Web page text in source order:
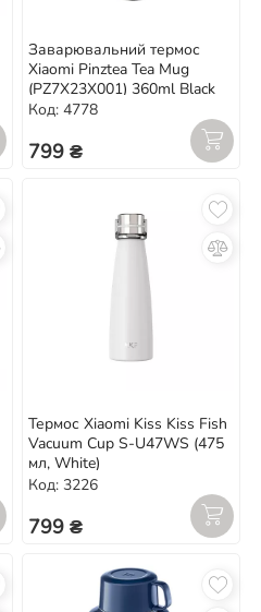
Заварювальний термос
Xiaomi Pinztea Tea Mug
(PZ7X23X001) 360ml Black
Код: 4778
799 ₴
Термос Xiaomi Kiss Kiss Fish
Vacuum Cup S-U47WS (475
мл, White)
Код: 3226
799 ₴